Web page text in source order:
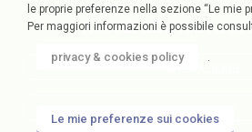
Accedi alla tua Area
le proprie preferenze nella sezione “Le mie
Per maggiori informazioni è possibile
privacy & cookies policy .
Le mie preferenze sui cookies